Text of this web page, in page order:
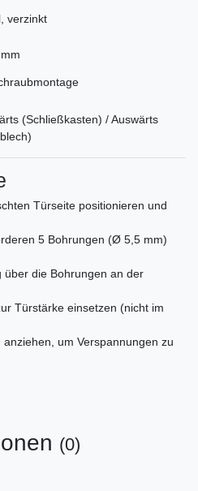
verzinkt
(Schließkasten) / Auswärts
Türseite positionieren und
5 Bohrungen (Ø 5,5 mm)
über die Bohrungen an der
Türstärke einsetzen (nicht im
um Verspannungen zu
(0)